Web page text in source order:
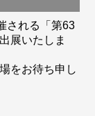
される「第63
展いたしま
をお待ち申し